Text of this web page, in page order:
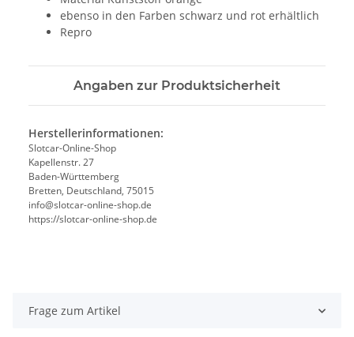
ebenso in den Farben schwarz und rot erhältlich
Repro
Angaben zur Produktsicherheit
Herstellerinformationen:
Slotcar-Online-Shop
Kapellenstr. 27
Baden-Württemberg
Bretten, Deutschland, 75015
info@slotcar-online-shop.de
https://slotcar-online-shop.de
Frage zum Artikel